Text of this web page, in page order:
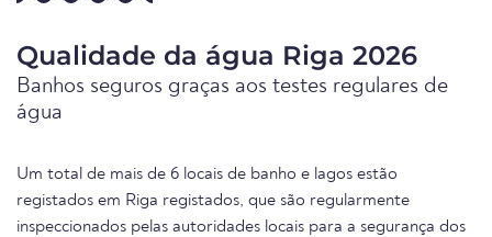
Qualidade da água Riga 2026
Banhos seguros graças aos testes regulares de
água
Um total de mais de 6 locais de banho e lagos estão
registados em Riga registados, que são regularmente
inspeccionados pelas autoridades locais para a segurança dos